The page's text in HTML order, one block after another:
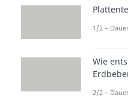
1/2 –
Wie
2/2 –